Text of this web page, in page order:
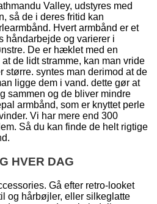
Valley, udstyres med
så de i deres fritid kan
Hvert armbånd er et
håndarbejde og varierer i
De er hæklet med en
de lidt stramme, kan man vride
større. syntes man derimod at de
ligge dem i vand. dette gør at
sammen og de bliver mindre
armbånd, som er knyttet perle
Vi har mere end 300
Så du kan finde de helt rigtige
HVER DAG
Gå efter retro-looket
og hårbøjler, eller silkeglatte